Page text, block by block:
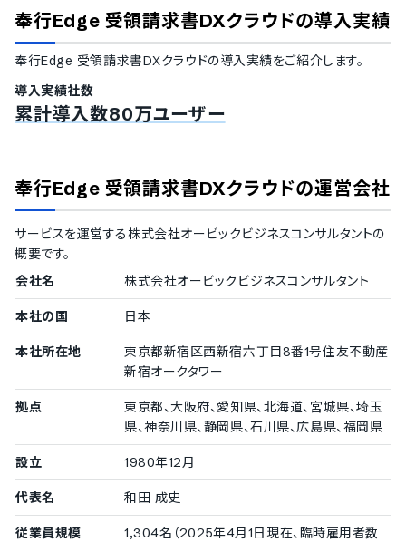
奉行Edge 受領請求書DXクラウドの導入実績
奉行Edge 受領請求書DXクラウドの導入実績をご紹介します。
導入実績社数
累計導入数80万ユーザー
奉行Edge 受領請求書DXクラウドの運営会社
サービスを運営する株式会社オービックビジネスコンサルタントの
概要です。
会社名
株式会社オービックビジネスコンサルタント
本社の国 日本
本社所在地
東京都新宿区西新宿六丁目8番1号住友不動産
新宿オークタワー
拠点
東京都、大阪府、愛知県、北海道、宮城県、埼玉
県、神奈川県、静岡県、石川県、広島県、福岡県
設立 1980年12月
代表名 和田 成史
従業員規模
1,304名（2025年4月1日現在、臨時雇用者数